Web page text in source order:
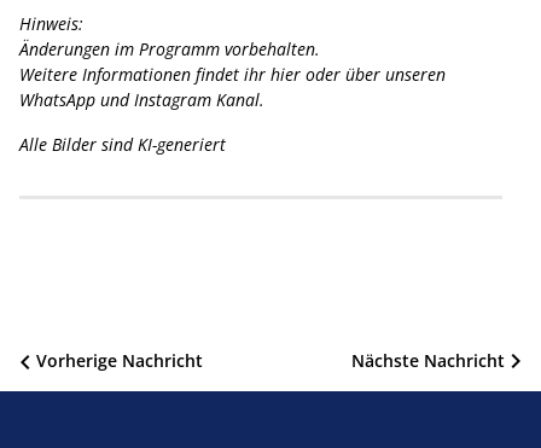
Hinweis:
Änderungen im Programm vorbehalten.
Weitere Informationen findet ihr hier oder über unseren
WhatsApp und Instagram Kanal.
Alle Bilder sind KI-generiert
Beitragsnavigation Nächste Nachricht
Vorherige Nachricht